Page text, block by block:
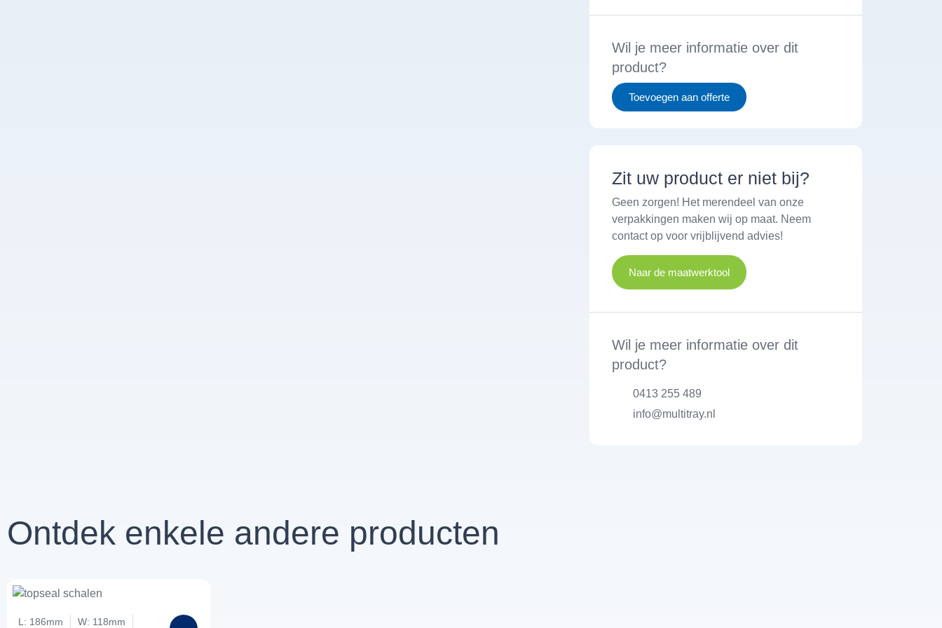
Wil je meer informatie over dit
product?
Toevoegen aan offerte
Zit uw product er niet bij?
Geen zorgen! Het merendeel van onze
verpakkingen maken wij op maat. Neem
contact op voor vrijblijvend advies!
Naar de maatwerktool
Wil je meer informatie over dit
product?
0413 255 489
info@multitray.nl
Ontdek enkele andere producten
L: 186mm W: 118mm